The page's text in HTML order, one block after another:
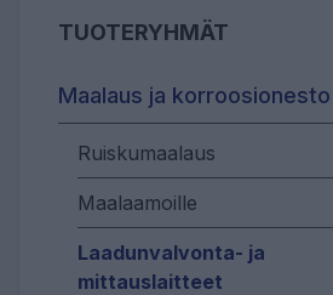
TUOTERYHMÄT
Maalaus ja korroosionesto
Ruiskumaalaus
Maalaamoille
Laadunvalvonta- ja
mittauslaitteet